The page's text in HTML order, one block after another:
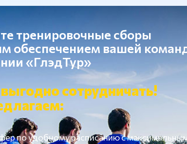
тренировочные сборы
обеспечением вашей
«ГлэдТур»
сотрудничать!
по удобному расписанию с